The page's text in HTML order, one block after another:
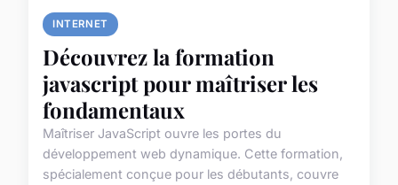
INTERNET
Découvrez la formation
javascript pour maîtriser les
fondamentaux
Maîtriser JavaScript ouvre les portes du
développement web dynamique. Cette formation,
spécialement conçue pour les débutants, couvre